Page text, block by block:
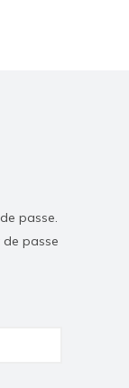
passe.
de passe